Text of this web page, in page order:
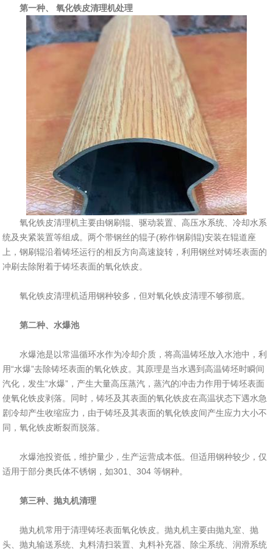
第一种、 氧化铁皮清理机处理
氧化铁皮清理机主要由钢刷辊、驱动装置、高压水系统、冷却水系
统及夹紧装置等组成。两个带钢丝的辊子(称作钢刷辊)安装在辊道座
上，钢刷辊沿着铸坯运行的相反方向高速旋转，利用钢丝对铸坯表面的
冲刷去除附着于铸坯表面的氧化铁皮。
氧化铁皮清理机适用钢种较多，但对氧化铁皮清理不够彻底。
第二种、水爆池
水爆池是以常温循环水作为冷却介质，将高温铸坯放入水池中，利
用“水爆”去除铸坯表面的氧化铁皮。其原理是当水遇到高温铸坯时瞬间
汽化，发生“水爆”，产生大量高压蒸汽，蒸汽的冲击力作用于铸坯表面
使氧化铁皮剥落。同时，铸坯及其表面的氧化铁皮在高温状态下遇水急
剧冷却产生收缩应力，由于铸坯及其表面的氧化铁皮间产生应力大小不
同，氧化铁皮断裂而脱落。
水爆池投资低，维护量少，生产运营成本低。但适用钢种较少，仅
适用于部分奥氏体不锈钢，如301、304 等钢种。
第三种、抛丸机清理
抛丸机常用于清理铸坯表面氧化铁皮。抛丸机主要由抛丸室、抛
头、抛丸输送系统、丸料清扫装置、丸料补充器、除尘系统、润滑系统